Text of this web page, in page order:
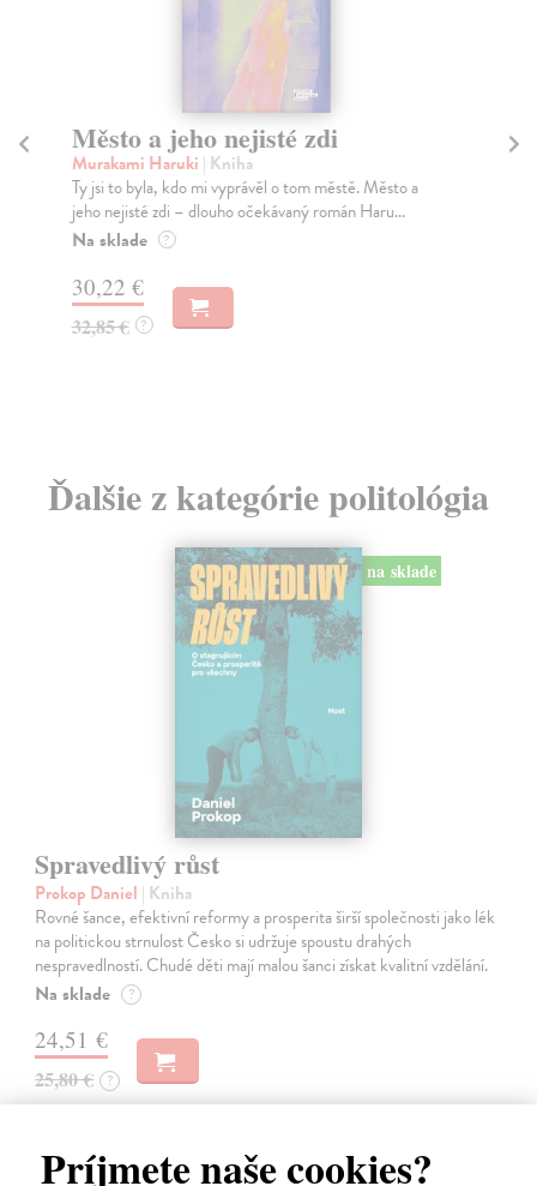
Príjmete naše cookies?
Město a jeho nejisté zdi
Murakami Haruki | Kniha
Ty jsi to byla, kdo mi vyprávěl o tom městě. Město a
jeho nejisté zdi – dlouho očekávaný román Haru...
Na sklade ?
30,22 €
32,85 € ?
Ďalšie z kategórie politológia
na sklade
Spravedlivý růst
Prokop Daniel | Kniha
Rovné šance, efektivní reformy a prosperita širší společnosti jako lék
na politickou strnulost Česko si udržuje spoustu drahých
nespravedlností. Chudé děti mají malou šanci získat kvalitní vzdělání.
Na sklade ?
24,51 €
25,80 € ?